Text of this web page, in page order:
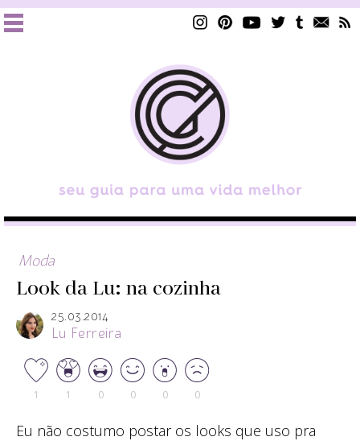
Moda
Look da Lu: na cozinha
25.03.2014
Lu Ferreira
1 1 0 0 0 0
Eu não costumo postar os looks que uso pra